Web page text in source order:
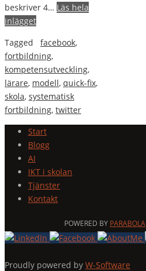
beskriver 4… Läs hela
inlägget
Tagged
facebook,
fortbildning,
kompetensutveckling,
lärare, modell, quick-fix,
skola, systematisk
fortbildning, twitter
Start
Blogg
AI
IKT i skolan
Tjänster
Kontakt
POWERED BY PARABOLA
Proudly powered by W-Software